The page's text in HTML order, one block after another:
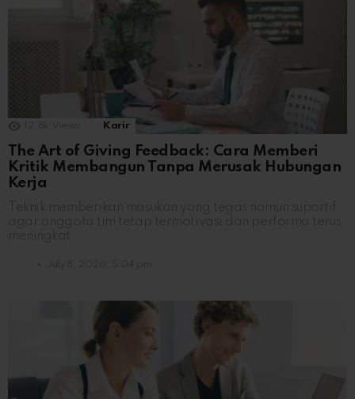
Karir
The Art of Giving Feedback: Cara Memberi
Kritik Membangun Tanpa Merusak Hubungan
Kerja
Teknik memberikan masukan yang tegas namun suportif
agar anggota tim tetap termotivasi dan performa terus
meningkat.